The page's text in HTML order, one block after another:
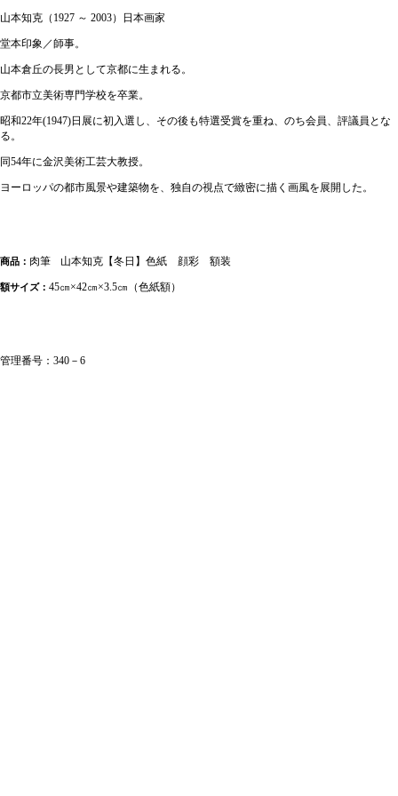
山本知克（1927 ～ 2003）日本画家
堂本印象／師事。
山本倉丘の長男として京都に生まれる。
京都市立美術専門学校を卒業。
昭和22年(1947)日展に初入選し、その後も特選受賞を重ね、のち会員、評議員とな
る。
同54年に金沢美術工芸大教授。
ヨーロッパの都市風景や建築物を、独自の視点で緻密に描く画風を展開した。
商品： 肉筆 山本知克【冬日】色紙 顔彩 額装
額サイズ： 45㎝×42㎝×3.5㎝（色紙額）
管理番号：340－6